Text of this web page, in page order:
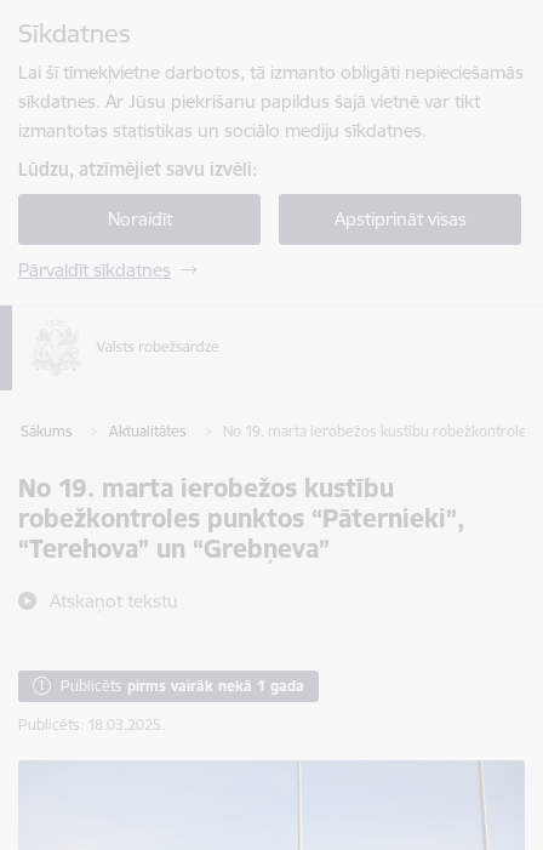
Sīkdatnes
Lai šī tīmekļvietne darbotos, tā izmanto obligāti nepieciešamās
sīkdatnes. Ar Jūsu piekrišanu papildus šajā vietnē var tikt
izmantotas statistikas un sociālo mediju sīkdatnes.
Lūdzu, atzīmējiet savu izvēli:
Noraidīt Apstiprināt visas
Pārvaldīt sīkdatnes
Sākums Aktualitātes No 19. marta ierobežos kustību robežkontroles
No 19. marta ierobežos kustību
robežkontroles punktos “Pāternieki”,
“Terehova” un “Grebņeva”
Atskaņot tekstu
Publicēts pirms vairāk nekā 1 gada
Publicēts: 18.03.2025.